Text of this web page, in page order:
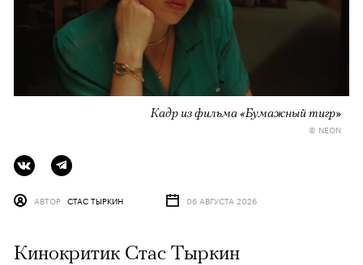
Кадр из фильма «Бумажный тигр»
© NEON
АВТОР СТАС ТЫРКИН 06 АВГУСТА 2026
Кинокритик Стас Тыркин